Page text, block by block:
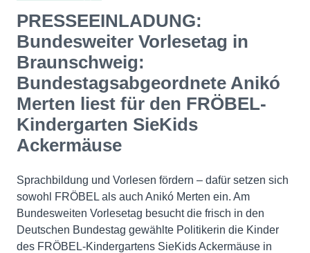
PRESSEEINLADUNG:
Bundesweiter Vorlesetag in
Braunschweig:
Bundestagsabgeordnete Anikó
Merten liest für den FRÖBEL-
Kindergarten SieKids
Ackermäuse
Sprachbildung und Vorlesen fördern – dafür setzen sich
sowohl FRÖBEL als auch Anikó Merten ein. Am
Bundesweiten Vorlesetag besucht die frisch in den
Deutschen Bundestag gewählte Politikerin die Kinder
des FRÖBEL-Kindergartens SieKids Ackermäuse in